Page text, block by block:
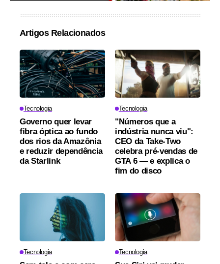
Artigos Relacionados
Tecnologia
Governo quer levar
fibra óptica ao fundo
dos rios da Amazônia
e reduzir dependência
da Starlink
Tecnologia
"Números que a
indústria nunca viu":
CEO da Take-Two
celebra pré-vendas de
GTA 6 — e explica o
fim do disco
Tecnologia Tecnologia